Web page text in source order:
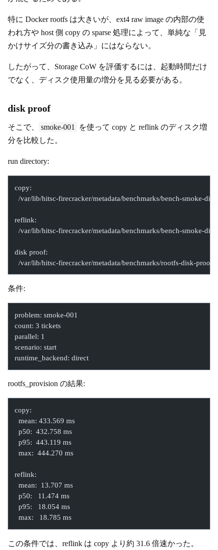
特に Docker rootfs は大きいが、ext4 raw image の内部の使
われ方や host 側 copy の sparse 処理によって、単純な「見
かけサイズ分の書き込み」にはならない。
したがって、Storage CoW を評価するには、起動時間だけ
でなく、ディスク使用量の増分を見る必要がある。
disk proof
そこで、 smoke-001
を使って copy と reflink のディスク増
分を比較した。
run directory:
copy:
/var/lib/hitsc-firecracker/metadata/benchmarks/bench-smoke-
reflink:
/var/lib/hitsc-firecracker/metadata/benchmarks/bench-smoke-
disk proof:
/var/lib/hitsc-firecracker/metadata/benchmarks/rootfs-disk-
条件:
problem: smoke-001
count: 3 tickets
parallel: 1
scenario: start
runtime_backend: direct
rootfs_provision の結果:
copy:
  mean: 433.569 ms
  p50:  432.758 ms
  p95:  443.119 ms
  max:  444.270 ms
reflink:
  mean:  13.707 ms
  p50:   11.474 ms
  p95:   18.054 ms
  max:   18.785 ms
この条件では、reflink は copy より約 31.6 倍速かった。